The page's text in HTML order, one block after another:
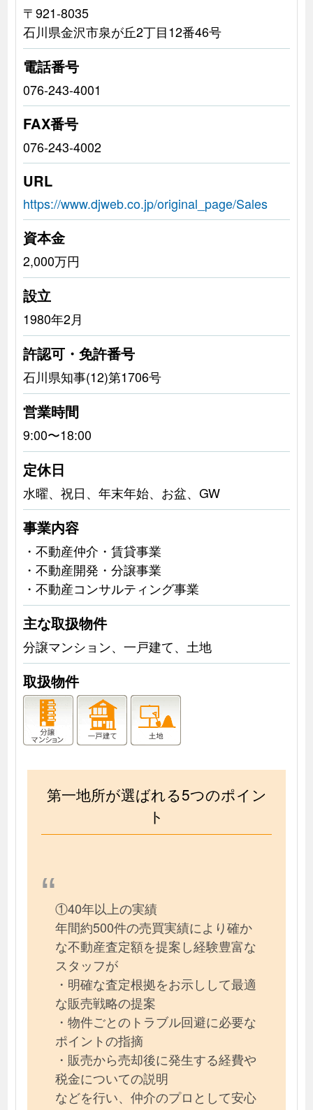
〒921-8035
石川県金沢市泉が丘2丁目12番46号
電話番号
076-243-4001
FAX番号
076-243-4002
URL
https://www.djweb.co.jp/original_page/Sales
資本金
2,000万円
設立
1980年2月
許認可・免許番号
石川県知事(12)第1706号
営業時間
9:00〜18:00
定休日
水曜、祝日、年末年始、お盆、GW
事業内容
・不動産仲介・賃貸事業
・不動産開発・分譲事業
・不動産コンサルティング事業
主な取扱物件
分譲マンション、一戸建て、土地
取扱物件
第一地所が選ばれる5つのポイン
ト
①40年以上の実績
年間約500件の売買実績により確か
な不動産査定額を提案し経験豊富な
スタッフが
・明確な査定根拠をお示しして最適
な販売戦略の提案
・物件ごとのトラブル回避に必要な
ポイントの指摘
・販売から売却後に発生する経費や
税金についての説明
などを行い、仲介のプロとして安心